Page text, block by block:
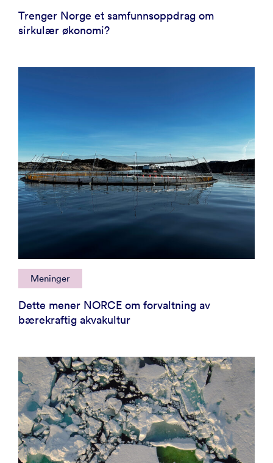
Trenger Norge et samfunnsoppdrag om
sirkulær økonomi?
Meninger
Dette mener NORCE om forvaltning av
bærekraftig akvakultur